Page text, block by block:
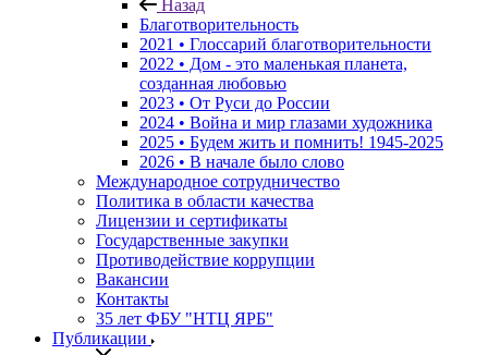
Назад
Благотворительность
2021 • Глоссарий благотворительности
2022 • Дом - это маленькая планета,
созданная любовью
2023 • От Руси до России
2024 • Война и мир глазами художника
2025 • Будем жить и помнить! 1945-2025
2026 • В начале было слово
Международное сотрудничество
Политика в области качества
Лицензии и сертификаты
Государственные закупки
Противодействие коррупции
Вакансии
Контакты
35 лет ФБУ "НТЦ ЯРБ"
Публикации